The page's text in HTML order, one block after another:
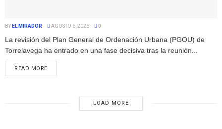
BY EL MIRADOR AGOSTO 6, 2026 0
La revisión del Plan General de Ordenación Urbana (PGOU) de
Torrelavega ha entrado en una fase decisiva tras la reunión...
READ MORE
LOAD MORE